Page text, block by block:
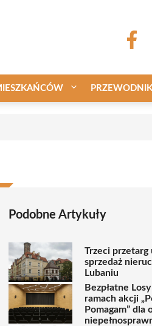
PRZEWODNIK
Podobne Artykuły
Trzeci przetarg
sprzedaż
Lubaniu
Bezpłatne
ramach akcji
Pomagam” dla